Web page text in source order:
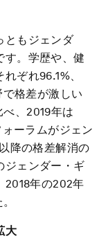
ともジェンダ
す。学歴や、健
ぞれ96.1%、
格差が激しい
、2019年は
ーラムがジェン
降の格差解消の
ジェンダー・ギ
2018年の202年
大